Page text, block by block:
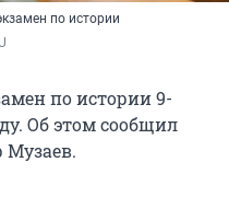
по истории
по истории 9-
Об этом сообщил
Музаев.